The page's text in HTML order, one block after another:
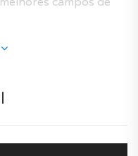
da área de Vila
a fim de